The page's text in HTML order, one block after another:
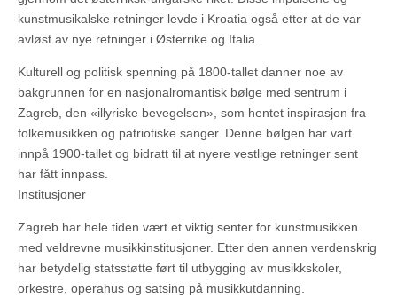
kunstmusikalske retninger levde i Kroatia også etter at de var
avløst av nye retninger i Østerrike og Italia.
Kulturell og politisk spenning på 1800-tallet danner noe av
bakgrunnen for en nasjonalromantisk bølge med sentrum i
Zagreb, den «illyriske bevegelsen», som hentet inspirasjon fra
folkemusikken og patriotiske sanger. Denne bølgen har vart
innpå 1900-tallet og bidratt til at nyere vestlige retninger sent
har fått innpass.
Institusjoner
Zagreb har hele tiden vært et viktig senter for kunstmusikken
med veldrevne musikkinstitusjoner. Etter den annen verdenskrig
har betydelig statsstøtte ført til utbygging av musikkskoler,
orkestre, operahus og satsing på musikkutdanning.